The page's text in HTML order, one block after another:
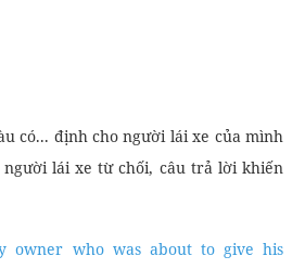
có... định cho người lái xe của mình
người lái xe từ chối, câu trả lời khiến
owner who was about to give his